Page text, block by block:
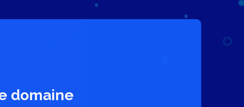
domaine